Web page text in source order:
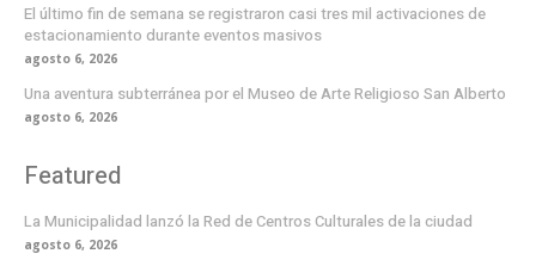
El último fin de semana se registraron casi tres mil activaciones de
estacionamiento durante eventos masivos
agosto 6, 2026
Una aventura subterránea por el Museo de Arte Religioso San Alberto
agosto 6, 2026
Featured
La Municipalidad lanzó la Red de Centros Culturales de la ciudad
agosto 6, 2026